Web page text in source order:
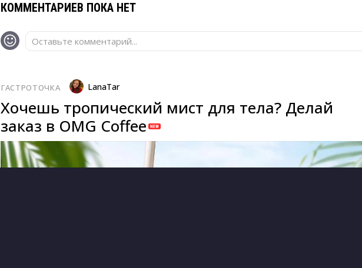
КОММЕНТАРИЕВ ПОКА НЕТ
Оставьте комментарий...
ГАСТРОТОЧКА LanaTar
Хочешь тропический мист для тела? Делай
заказ в OMG Coffee